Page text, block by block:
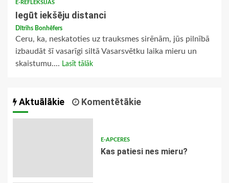
E-REFLEKSIJAS
Iegūt iekšēju distanci
Dītrihs Bonhēfers
Ceru, ka, neskatoties uz trauksmes sirēnām, jūs pilnībā
izbaudāt šī vasarīgi siltā Vasarsvētku laika mieru un
skaistumu.... Lasīt tālāk
Aktuālākie Komentētākie
E-APCERES
​Kas patiesi nes mieru?